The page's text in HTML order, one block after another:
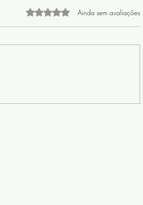
Avaliado com 0 de 5 estrelas.
Ainda sem avaliações